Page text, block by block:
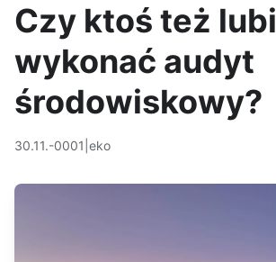
Czy ktoś też lubi
wykonać audyt
środowiskowy?
30.11.-0001 eko